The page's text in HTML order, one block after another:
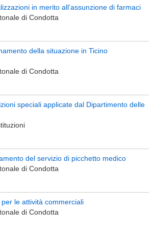
in merito all’assunzione di farmaci
di Condotta
della situazione in Ticino
di Condotta
speciali applicate dal Dipartimento delle
del servizio di picchetto medico
di Condotta
le attività commerciali
di Condotta